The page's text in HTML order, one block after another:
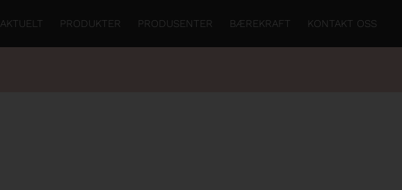
AKTUELT PRODUKTER PRODUSENTER BÆREKRAFT KONTAKT OSS